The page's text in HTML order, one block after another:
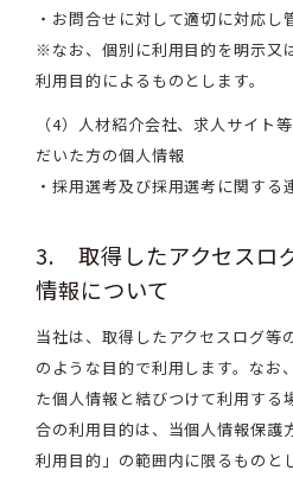
・お問合せに対して適切に対応し
※なお、個別に利用目的を明示又
利用目的によるものとします。
（4）人材紹介会社、求人サイト
だいた方の個人情報
・採用選考及び採用選考に関する
3. 取得したアクセスロ
情報について
当社は、取得したアクセスログ等
のような目的で利用します。なお
た個人情報と結びつけて利用する
合の利用目的は、当個人情報保護
利用目的」の範囲内に限るものと